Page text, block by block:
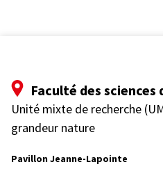
Faculté des
Unité mixte de recherche
grandeur nature
Pavillon Jeanne-Lapointe